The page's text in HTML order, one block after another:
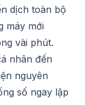
dịch toàn bộ
máy mới
vài phút.
nhân đến
nguyên
số ngay lập